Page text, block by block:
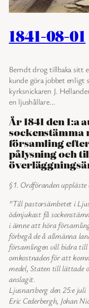
1841-08-01
Berndt drog tillbaka sitt
kunde göra jobbet
kyrksnickaren J.
en ljushållare…
År 1841 den 1:a
sockenstämma
församling
pålysning och
§1. Ordföranden uppläste
”Till pastorsämbetet i
ödmjukast få
i ämne att höra
förbegå de å allmänna
församlingen vill bidra till
omkostnaden för att
medel, Staten till lättade
anslagit.
Ljusnarsberg den 25:e juli
Eric Cederbergh, Johan